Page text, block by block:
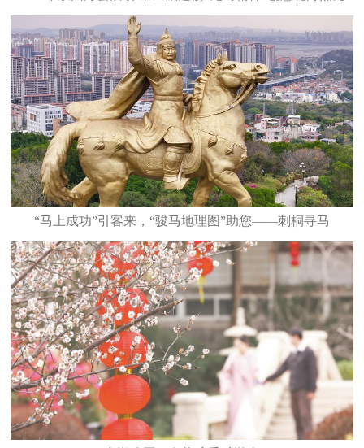
“马上成功”引客来，“骏马地理图”助您——刺桐寻马